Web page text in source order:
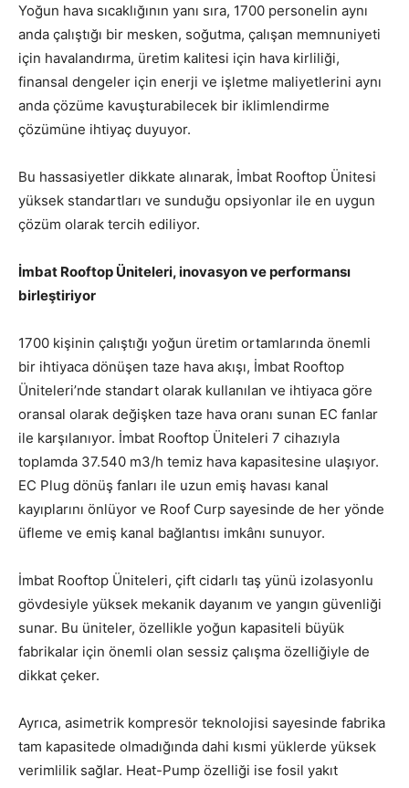
Yoğun hava sıcaklığının yanı sıra, 1700 personelin aynı
anda çalıştığı bir mesken, soğutma, çalışan memnuniyeti
için havalandırma, üretim kalitesi için hava kirliliği,
finansal dengeler için enerji ve işletme maliyetlerini aynı
anda çözüme kavuşturabilecek bir iklimlendirme
çözümüne ihtiyaç duyuyor.
Bu hassasiyetler dikkate alınarak, İmbat Rooftop Ünitesi
yüksek standartları ve sunduğu opsiyonlar ile en uygun
çözüm olarak tercih ediliyor.
İmbat Rooftop Üniteleri, inovasyon ve performansı
birleştiriyor
1700 kişinin çalıştığı yoğun üretim ortamlarında önemli
bir ihtiyaca dönüşen taze hava akışı, İmbat Rooftop
Üniteleri’nde standart olarak kullanılan ve ihtiyaca göre
oransal olarak değişken taze hava oranı sunan EC fanlar
ile karşılanıyor. İmbat Rooftop Üniteleri 7 cihazıyla
toplamda 37.540 m3/h temiz hava kapasitesine ulaşıyor.
EC Plug dönüş fanları ile uzun emiş havası kanal
kayıplarını önlüyor ve Roof Curp sayesinde de her yönde
üfleme ve emiş kanal bağlantısı imkânı sunuyor.
İmbat Rooftop Üniteleri, çift cidarlı taş yünü izolasyonlu
gövdesiyle yüksek mekanik dayanım ve yangın güvenliği
sunar. Bu üniteler, özellikle yoğun kapasiteli büyük
fabrikalar için önemli olan sessiz çalışma özelliğiyle de
dikkat çeker.
Ayrıca, asimetrik kompresör teknolojisi sayesinde fabrika
tam kapasitede olmadığında dahi kısmi yüklerde yüksek
verimlilik sağlar. Heat-Pump özelliği ise fosil yakıt